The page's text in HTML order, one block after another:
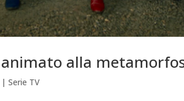
alla
|Serie TV